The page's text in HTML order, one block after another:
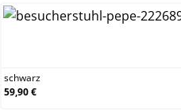
schwarz
59,90 €